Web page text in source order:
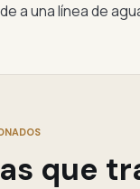
a una línea de
que